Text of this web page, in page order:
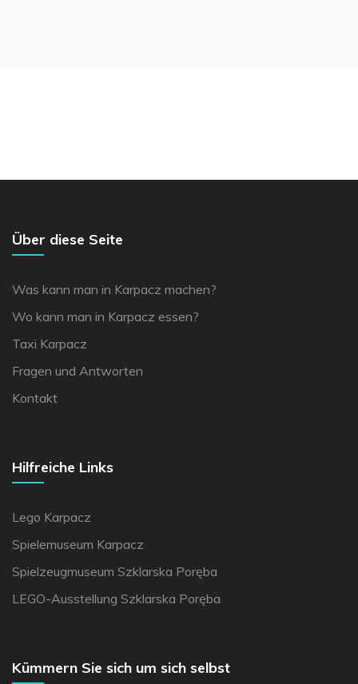
Über diese Seite
Was kann man in Karpacz machen?
Wo kann man in Karpacz essen?
Taxi Karpacz
Fragen und Antworten
Kontakt
Hilfreiche Links
Lego Karpacz
Spielemuseum Karpacz
Spielzeugmuseum Szklarska Poręba
LEGO-Ausstellung Szklarska Poręba
Kümmern Sie sich um sich selbst